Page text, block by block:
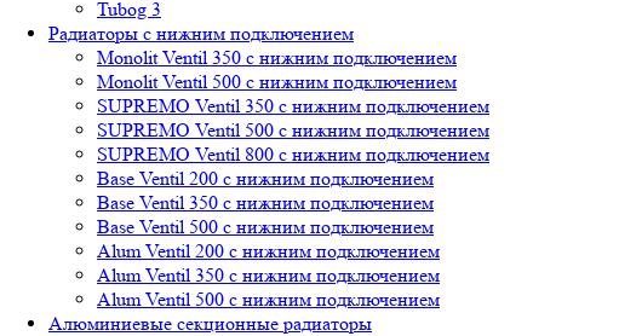
Tubog 3
Радиаторы с нижним подключением
Monolit Ventil 350 с нижним подключением
Monolit Ventil 500 с нижним подключением
SUPREMO Ventil 350 с нижним подключением
SUPREMO Ventil 500 с нижним подключением
SUPREMO Ventil 800 с нижним подключением
Base Ventil 200 с нижним подключением
Base Ventil 350 с нижним подключением
Base Ventil 500 с нижним подключением
Alum Ventil 200 с нижним подключением
Alum Ventil 350 с нижним подключением
Alum Ventil 500 с нижним подключением
Алюминиевые секционные радиаторы